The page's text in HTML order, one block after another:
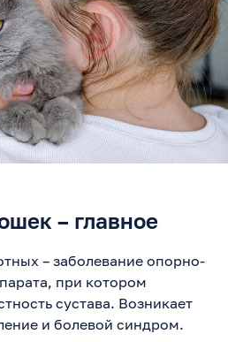
– главное
– заболевание опорно-
при котором
сустава. Возникает
и болевой синдром.